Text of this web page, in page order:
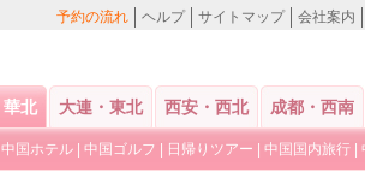
予約の流れ ヘルプ サイトマップ 会社案内
華北 大連・東北 西安・西北 成都・西南
中国ホテル 中国ゴルフ 日帰りツアー 中国国内旅行